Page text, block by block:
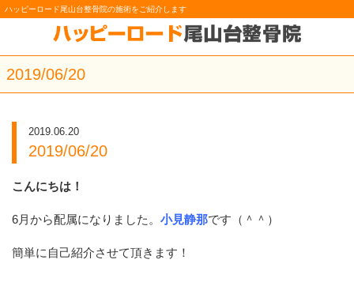
ハッピーロード尾山台整骨院の施術をご紹介します
2019/06/20
2019.06.20
2019/06/20
こんにちは！
6月から配属になりました。 小見静那です（＾＾）
簡単に自己紹介させて頂きます！